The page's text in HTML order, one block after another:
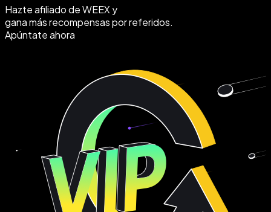
Hazte afiliado de WEEX y
gana más recompensas por referidos.
Apúntate ahora